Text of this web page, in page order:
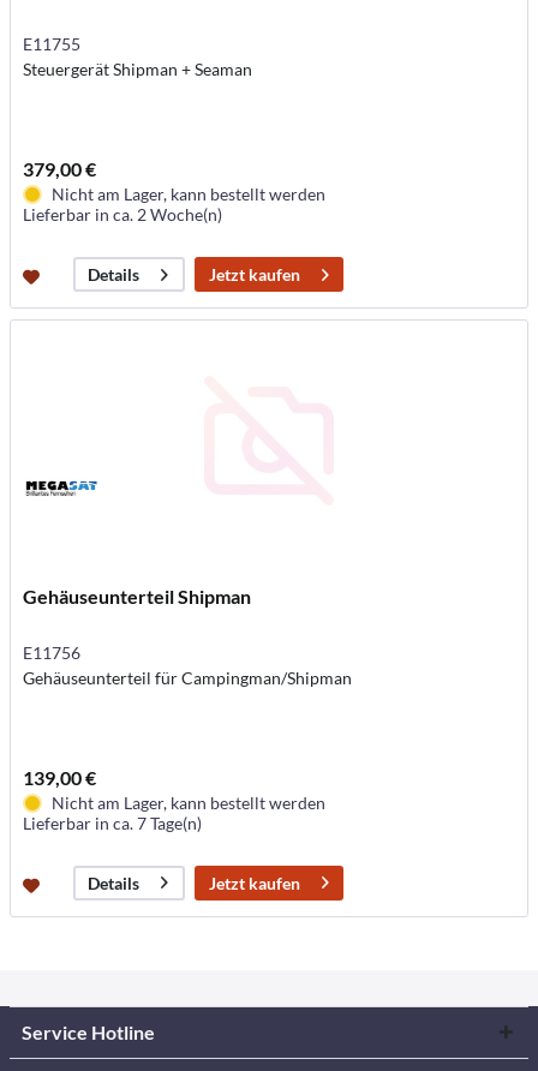
E11755
Steuergerät Shipman + Seaman
379,00 €
Nicht am Lager, kann bestellt werden
Lieferbar in ca. 2 Woche(n)
Details Jetzt kaufen
Gehäuseunterteil Shipman
E11756
Gehäuseunterteil für Campingman/Shipman
139,00 €
Nicht am Lager, kann bestellt werden
Lieferbar in ca. 7 Tage(n)
Details Jetzt kaufen
Service Hotline